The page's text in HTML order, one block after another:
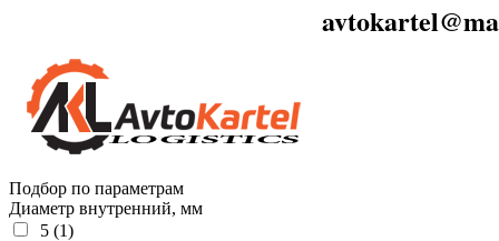
Подбор по параметрам
Диаметр внутренний, мм
5 (1)